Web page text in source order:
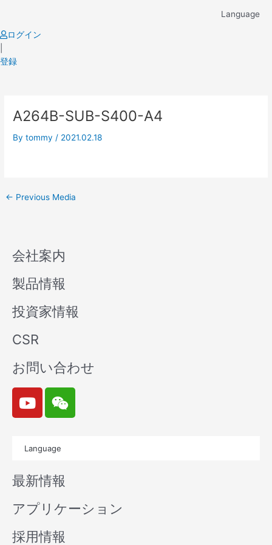
content
Language
ログイン
登録
A264B-SUB-S400-A4
Bytommy / 2021.02.18
navigation
← Previous Media
会社案内
製品情報
投資家情報
CSR
お問い合わせ
Y
o
u
b
e
W
e
i
n
Language
最新情報
アプリケーション
採用情報